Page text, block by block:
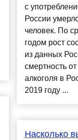
с
России
человек. По
годом рост
из данных
смертность
алкоголя в
2019 году ...
Насколько